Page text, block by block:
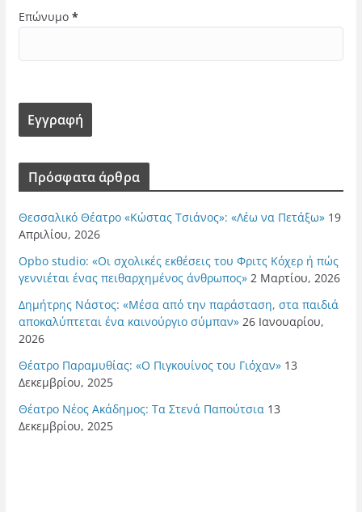
Επώνυμο *
Πρόσφατα άρθρα
Θεσσαλικό Θέατρο «Κώστας Τσιάνος»: «Λέω να Πετάξω» 19
Απριλίου, 2026
Opbo studio: «Οι σχολικές εκθέσεις του Φριτς Κόχερ ή πώς
γεννιέται ένας πειθαρχημένος άνθρωπος» 2 Μαρτίου, 2026
Δημήτρης Νάστος: «Μέσα από την παράσταση, στα παιδιά
αποκαλύπτεται ένα καινούργιο σύμπαν» 26 Ιανουαρίου,
2026
Θέατρο Παραμυθίας: «Ο Πιγκουίνος του Γιόχαν» 13
Δεκεμβρίου, 2025
Θέατρο Νέος Ακάδημος: Τα Στενά Παπούτσια 13
Δεκεμβρίου, 2025